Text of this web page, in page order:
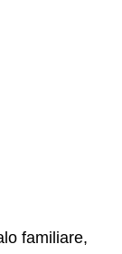
familiare,